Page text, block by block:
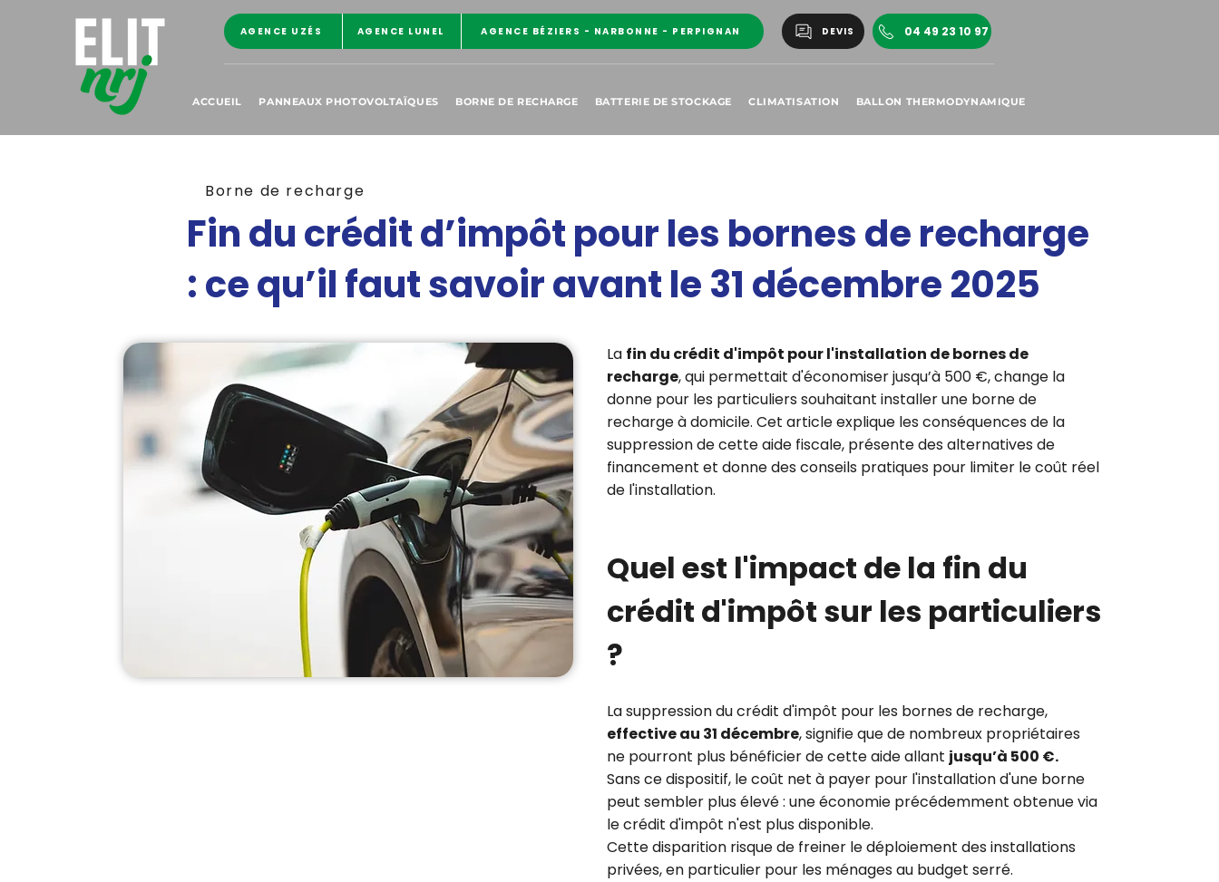
AGENCE UZÉS AGENCE LUNEL AGENCE BÉZIERS - NARBONNE - PERPIGNAN DEVIS 04 49 23 10 97
ACCUEIL PANNEAUX PHOTOVOLTAÏQUES BORNE DE RECHARGE BATTERIE DE STOCKAGE CLIMATISATION BALLON THERMODYNAMIQUE
Borne de recharge
Fin du crédit d’impôt pour les bornes de recharge
: ce qu’il faut savoir avant le 31 décembre 2025
La fin du crédit d'impôt pour l'installation de bornes de
recharge, qui permettait d'économiser jusqu’à 500 €, change la
donne pour les particuliers souhaitant installer une borne de
recharge à domicile. Cet article explique les conséquences de la
suppression de cette aide fiscale, présente des alternatives de
financement et donne des conseils pratiques pour limiter le coût réel
de l'installation.
Quel est l'impact de la fin du
crédit d'impôt sur les particuliers
?
La suppression du crédit d'impôt pour les bornes de recharge,
effective au 31 décembre, signifie que de nombreux propriétaires
ne pourront plus bénéficier de cette aide allant jusqu’à 500 €.
Sans ce dispositif, le coût net à payer pour l'installation d'une borne
peut sembler plus élevé : une économie précédemment obtenue via
le crédit d'impôt n'est plus disponible.
Cette disparition risque de freiner le déploiement des installations
privées, en particulier pour les ménages au budget serré.